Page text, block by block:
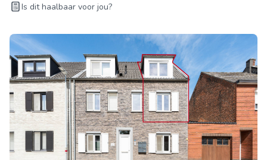
Is dit haalbaar voor jou?